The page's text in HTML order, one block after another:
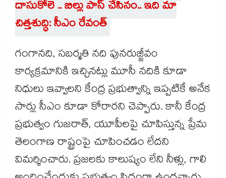
దాసుకోలె .. బిల్లు పాస్ చేసినం.. ఇది మా
చిత్తశుద్ధి: సీఎం రేవంత్
గంగానది, సబర్మతి నది పునరుజ్జీవం
కార్యక్రమానికి ఇచ్చినట్లు మూసీ నదికి కూడా
నిధులు ఇవ్వాలని కేంద్ర ప్రభుత్వాన్ని ఇప్పటికే అనేక
సార్లు సీఎం కూడా కోరారని చెప్పారు. కానీ కేంద్ర
ప్రభుత్వం గుజరాత్​, యూపీలపై చూపిస్తున్న ప్రేమ
తెలంగాణ రాష్ట్రంపై చూపించడం లేదని
విమర్శించారు. ప్రజలకు కాలుష్యం లేని నీళ్లు, గాలి